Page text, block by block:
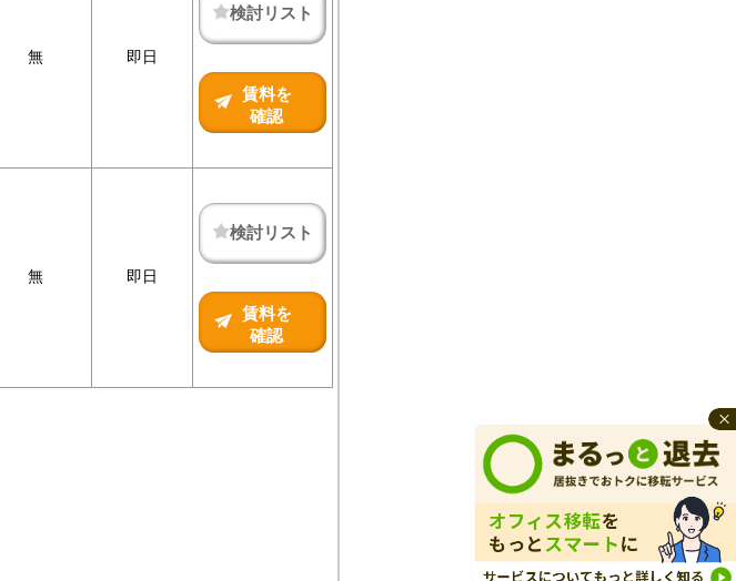
無 即日
検討リスト
賃料を
確認
無 即日
検討リスト
賃料を
確認